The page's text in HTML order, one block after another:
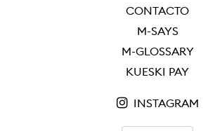
CONTACTO
M-SAYS
M-GLOSSARY
KUESKI PAY
INSTAGRAM